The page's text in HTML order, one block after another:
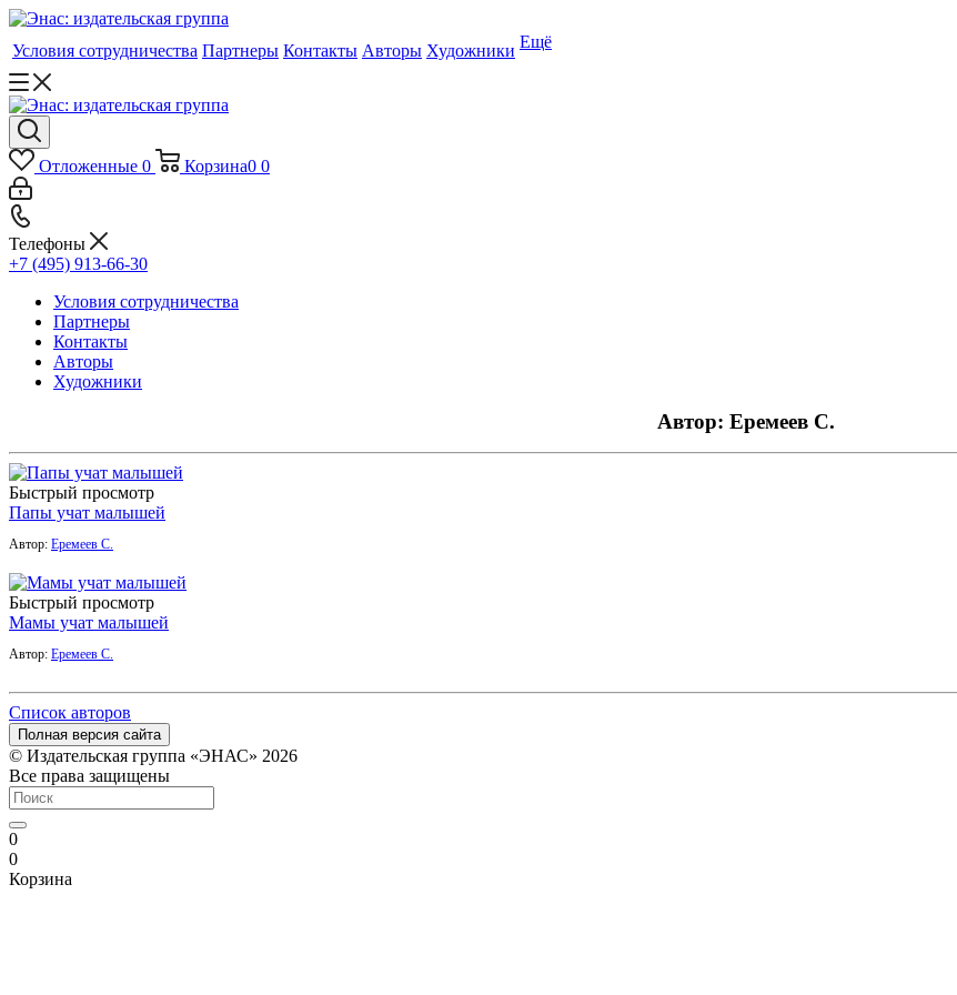
Условия сотрудничества Партнеры Контакты Авторы Художники Ещё
Отложенные 0 Корзина0 0
Телефоны
+7 (495) 913-66-30
Условия сотрудничества
Партнеры
Контакты
Авторы
Художники
Автор: Еремеев С.
Быстрый просмотр
Папы учат малышей
Автор: Еремеев С.
Быстрый просмотр
Мамы учат малышей
Автор: Еремеев С.
Список авторов
Полная версия сайта
© Издательская группа «ЭНАС» 2026
Все права защищены
0
0
Корзина